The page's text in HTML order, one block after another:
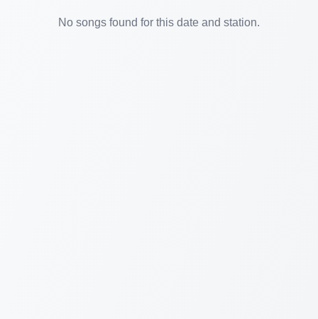
No songs found for this date and station.